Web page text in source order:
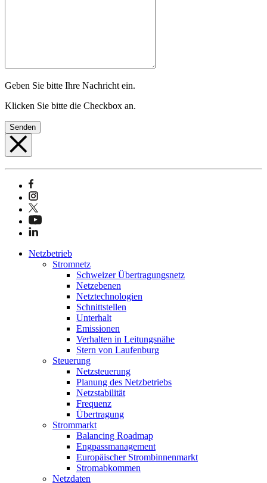
Geben Sie bitte Ihre Nachricht ein.
Klicken Sie bitte die Checkbox an.
Senden
Netzbetrieb
Stromnetz
Schweizer Übertragungsnetz
Netzebenen
Netztechnologien
Schnittstellen
Unterhalt
Emissionen
Verhalten in Leitungsnähe
Stern von Laufenburg
Steuerung
Netzsteuerung
Planung des Netzbetriebs
Netzstabilität
Frequenz
Übertragung
Strommarkt
Balancing Roadmap
Engpassmanagement
Europäischer Strombinnenmarkt
Stromabkommen
Netzdaten